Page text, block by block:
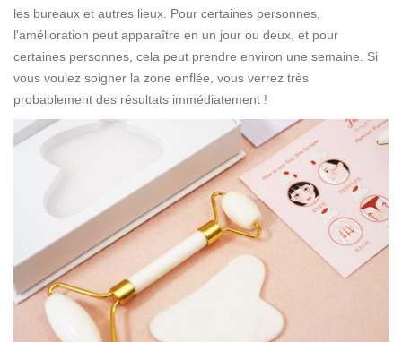
les bureaux et autres lieux. Pour certaines personnes,
l'amélioration peut apparaître en un jour ou deux, et pour
certaines personnes, cela peut prendre environ une semaine. Si
vous voulez soigner la zone enflée, vous verrez très
probablement des résultats immédiatement !